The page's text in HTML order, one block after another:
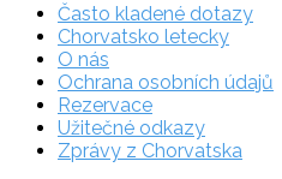
Často kladené dotazy
Chorvatsko letecky
O nás
Ochrana osobních údajů
Rezervace
Užitečné odkazy
Zprávy z Chorvatska